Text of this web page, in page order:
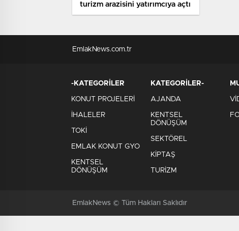
turizm arazisini yatırımcıya açtı
EmlakNews.com.tr
-KATEGORİLER
KONUT PROJELERİ
İHALELER
TOKİ
EMLAK KONUT GYO
KENTSEL
DÖNÜŞÜM
KATEGORİLER-
AJANDA
KENTSEL
DÖNÜŞÜM
SEKTÖREL
KİPTAŞ
TURİZM
EmlakNews © Tüm Hakları Saklıdır